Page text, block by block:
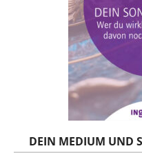
DEIN MEDIUM UND